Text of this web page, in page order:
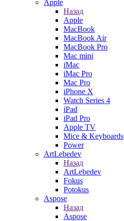
Apple
Назад
Apple
MacBook
MacBook Air
MacBook Pro
Mac mini
iMac
iMac Pro
Mac Pro
iPhone X
Watch Series 4
iPad
iPad Pro
Apple TV
Mice & Keyboards
Power
ArtLebedev
Назад
ArtLebedev
Fokus
Potokus
Aspose
Назад
Aspose